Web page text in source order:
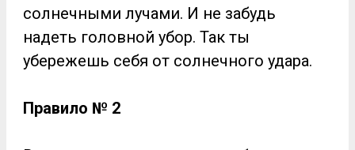
солнечными лучами. И не забудь
надеть головной убор. Так ты
убережешь себя от солнечного удара.
Правило № 2